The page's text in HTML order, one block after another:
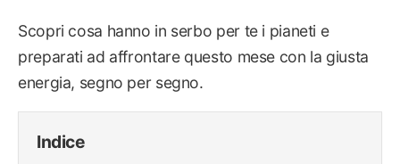
Scopri cosa hanno in serbo per te i pianeti e
preparati ad affrontare questo mese con la giusta
energia, segno per segno.
Indice